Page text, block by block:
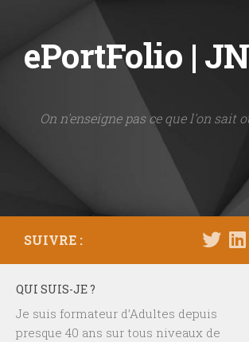
Skip to content
ePortFolio |
On n'enseigne pas ce que l'on sait
SUIVRE :
QUI SUIS-JE ?
Je suis formateur d’Adultes depuis
presque 40 ans sur tous niveaux de